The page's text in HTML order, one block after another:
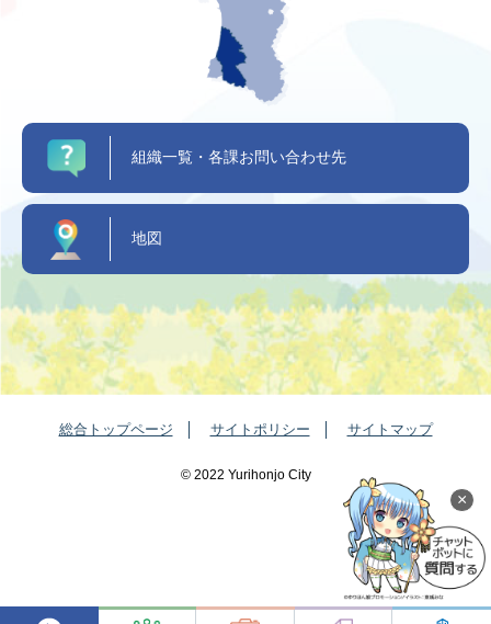
×
組織一覧・各課お問い合わせ先
地図
総合トップページ サイトポリシー サイトマップ
©️ 2022 Yurihonjo City